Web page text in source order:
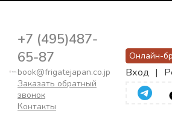
+7 (495)487-
65-87
book@frigatejapan.co.jp
Заказать обратный
звонок
Контакты
Онлайн-
Вход |